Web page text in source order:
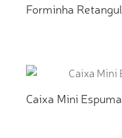
Forminha
Caixa Mini